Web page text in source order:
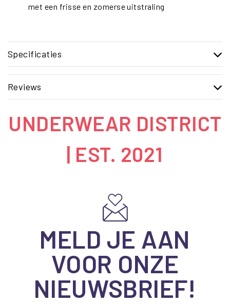
met een frisse en zomerse uitstraling
Specificaties
Reviews
UNDERWEAR DISTRICT
| EST. 2021
MELD JE AAN
VOOR ONZE
NIEUWSBRIEF!